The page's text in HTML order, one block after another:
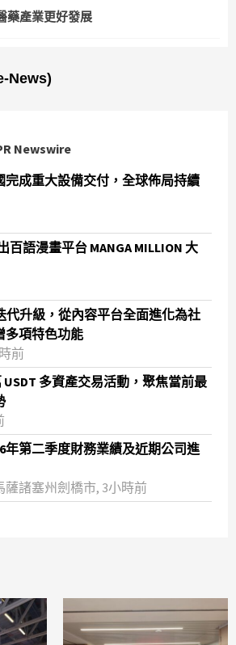
藥產業更好發展
News)
Newswire
完成重大設備交付，全球佈局持續
百語漫畫平台 MANGA MILLION 大
代升級，從內容平台全面進化為社
多項特色功能
前
USDT 多資產交易活動，聚焦當前最
年第二季度財務業績及近期公司進
諸塞州劍橋市, 3小時前